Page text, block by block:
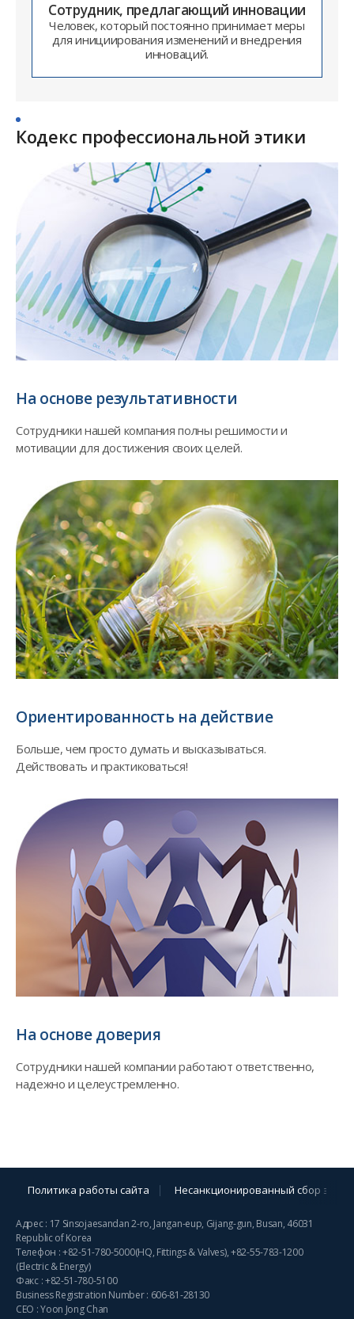
Сотрудник, предлагающий инновации
Человек, который постоянно принимает меры
для инициирования изменений и внедрения
инноваций.
Кодекс профессиональной этики
На основе результативности
Сотрудники нашей компания полны решимости и
мотивации для достижения своих целей.
Ориентированность на действие
Больше, чем просто думать и высказываться.
Действовать и практиковаться!
На основе доверия
Сотрудники нашей компании работают ответственно,
надежно и целеустремленно.
Политика работы сайта Несанкционированный сбор
Адрес : 17 Sinsojaesandan 2-ro, Jangan-eup, Gijang-gun, Busan, 46031
Republic of Korea
Телефон :+82-51-780-5000(HQ, Fittings & Valves),+82-55-783-1200
(Electric & Energy)
Факс : +82-51-780-5100
Business Registration Number : 606-81-28130
CEO : Yoon Jong Chan